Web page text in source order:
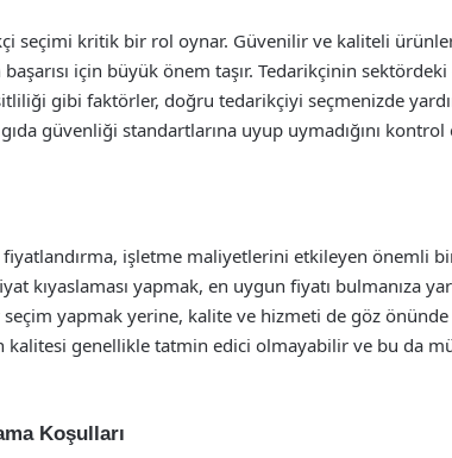
seçimi kritik bir rol oynar. Güvenilir ve kaliteli
için büyük önem taşır. Tedarikçinin
gibi faktörler, doğru tedarikçiyi seçmenizde
güvenliği standartlarına uyup uymadığını
fiyatlandırma, işletme maliyetlerini etkileyen önemli
kıyaslaması yapmak, en uygun fiyatı bulmanıza
seçim yapmak yerine, kalite ve hizmeti de göz
kalitesi genellikle tatmin edici olmayabilir ve bu da
Koşulları